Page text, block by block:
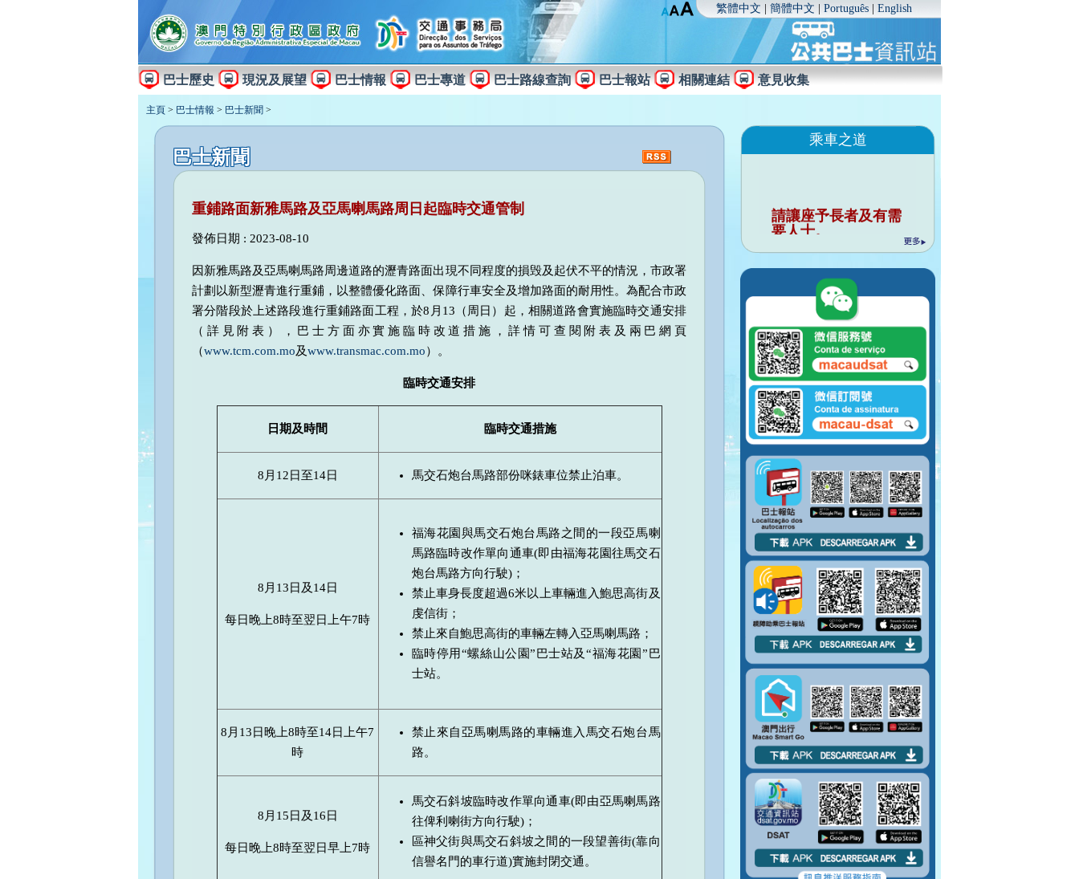
繁體中文 簡體中文 Português English
巴士歷史 現況及展望 巴士情報 巴士專道 巴士路線查詢 巴士報站 相關連結 意見收集
主頁 > 巴士情報 > 巴士新聞 >
巴士新聞
重鋪路面新雅馬路及亞馬喇馬路周日起臨時交通管制
發佈日期 : 2023-08-10
因新雅馬路及亞馬喇馬路周邊道路的瀝青路面出現不同程度的損毁及起伏不平的情況，市政署
計劃以新型瀝青進行重鋪，以整體優化路面、保障行車安全及增加路面的耐用性。為配合市政
署分階段於上述路段進行重鋪路面工程，於8月13（周日）起，相關道路會實施臨時交通安排
（詳見附表），巴士方面亦實施臨時改道措施，詳情可查閱附表及兩巴網頁
（www.tcm.com.mo及www.transmac.com.mo）。
臨時交通安排
日期及時間 臨時交通措施
8月12日至14日 馬交石炮台馬路部份咪錶車位禁止泊車。
8月13日及14日
每日晚上8時至翌日上午7時
福海花園與馬交石炮台馬路之間的一段亞馬喇
馬路臨時改作單向通車(即由福海花園往馬交石
炮台馬路方向行駛)；
禁止車身長度超過6米以上車輛進入鮑思高街及
虔信街；
禁止來自鮑思高街的車輛左轉入亞馬喇馬路；
臨時停用“螺絲山公園”巴士站及“福海花園”巴
士站。
8月13日晚上8時至14日上午7
時
禁止來自亞馬喇馬路的車輛進入馬交石炮台馬
路。
8月15日及16日
每日晚上8時至翌日早上7時
馬交石斜坡臨時改作單向通車(即由亞馬喇馬路
往俾利喇街方向行駛)；
區神父街與馬交石斜坡之間的一段望善街(靠向
信譽名門的車行道)實施封閉交通。
乘車之道
請讓座予長者及有需
要人士。
行車時請勿與司機談
話。
請勿把個人物品佔用
行車時請緊握扶手。
請向將抵站巴士揚
手，示意登車。
請排隊上車。 請勿將
腳踏到對面座位上。
請先包裹好易碎物品
才上車。
嚴禁在車廂內吸煙。
請勿攜帶大型物件上
巴士。
上車後請盡量行入車
廂中間。
巴士未停穩，請勿上
落車。
請於指定車門上落
車。
請勿阻塞行人通道。
請勿將身體任何部分
伸出車窗外。
請勿在車廂內飲食。
請保持車廂清潔。
上落車之前記得留意
路面情況。